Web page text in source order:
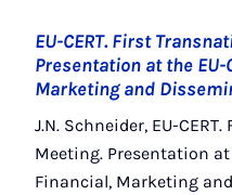
EU-CERT. First
Presentation at the EU-
Marketing and
J.N. Schneider, EU-
Meeting. Presentation at
Financial, Marketing